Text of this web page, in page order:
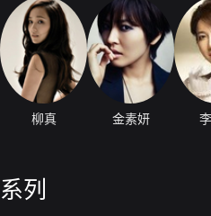
柳真 金素妍
系列